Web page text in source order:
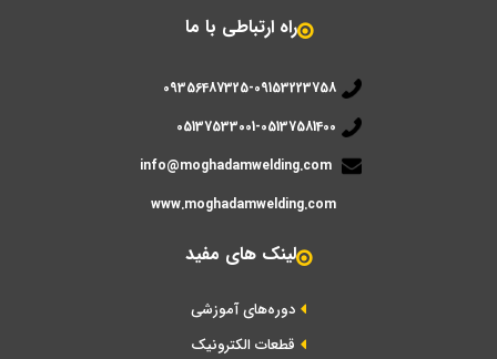
راه ارتباطی با ما
09356487325-09153223758
05137533001-05137581400
info@moghadamwelding.com
www.moghadamwelding.com
لینک های مفید
دوره‌های آموزشی
قطعات الکترونیک